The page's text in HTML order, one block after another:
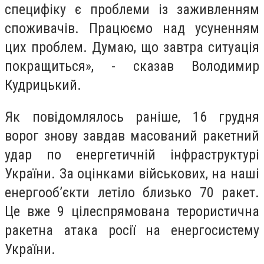
специфіку є проблеми із заживленням
споживачів. Працюємо над усуненням
цих проблем. Думаю, що завтра ситуація
покращиться», - сказав Володимир
Кудрицький.
Як повідомлялось раніше, 16 грудня
ворог знову завдав масований ракетний
удар по енергетичній інфраструктурі
України. За оцінками військових, на наші
енергооб’єкти летіло близько 70 ракет.
Це вже 9 цілеспрямована терористична
ракетна атака росії на енергосистему
України.